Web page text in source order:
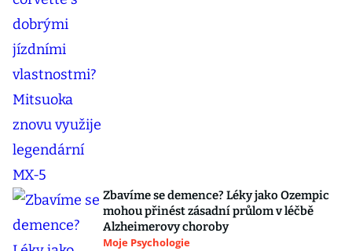
Zbavíme se demence? Léky jako Ozempic
mohou přinést zásadní průlom v léčbě
Alzheimerovy choroby
Moje Psychologie